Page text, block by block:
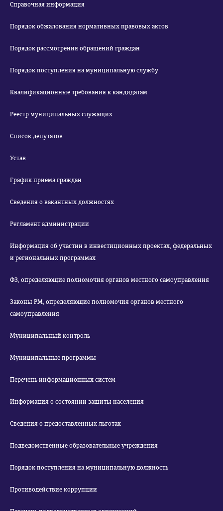
Справочная информация
Порядок обжалования нормативных правовых актов
Порядок рассмотрения обращений граждан
Порядок поступления на муниципальную службу
Квалификационные требования к кандидатам
Реестр муниципальных служащих
Список депутатов
Устав
График приема граждан
Сведения о вакантных должностях
Регламент администрации
Информация об участии в инвестиционных проектах, федеральных
и региональных программах
ФЗ, определяющие полномочия органов местного самоуправления
Законы РМ, определяющие полномочия органов местного
самоуправления
Муниципальный контроль
Муниципальные программы
Перечень информационных систем
Информация о состоянии защиты населения
Сведения о предоставленных льготах
Подведомственные образовательные учреждения
Порядок поступления на муниципальную должность
Противодействие коррупции